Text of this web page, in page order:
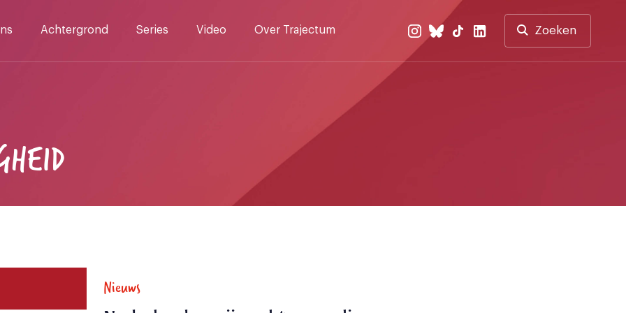
Achtergrond Series Video Over Trajectum Zoeken
Nieuws